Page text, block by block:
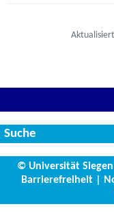
Aktualisiert
Suche
© Universität Siegen
Barrierefreiheit